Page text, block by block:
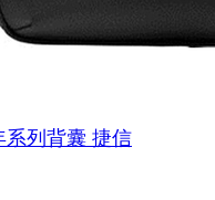
系列背囊 捷信